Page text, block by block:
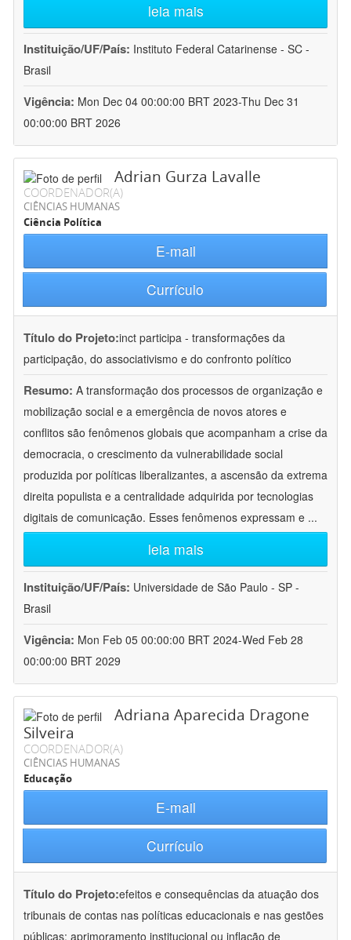
leia mais
Instituição/UF/País: Instituto Federal Catarinense - SC -
Brasil
Vigência: Mon Dec 04 00:00:00 BRT 2023-Thu Dec 31
00:00:00 BRT 2026
Adrian Gurza Lavalle
COORDENADOR(A)
CIÊNCIAS HUMANAS
Ciência Política
E-mail
Currículo
Título do Projeto:inct participa - transformações da
participação, do associativismo e do confronto político
Resumo: A transformação dos processos de organização e
mobilização social e a emergência de novos atores e
conflitos são fenômenos globais que acompanham a crise da
democracia, o crescimento da vulnerabilidade social
produzida por políticas liberalizantes, a ascensão da extrema
direita populista e a centralidade adquirida por tecnologias
digitais de comunicação. Esses fenômenos expressam e ...
leia mais
Instituição/UF/País: Universidade de São Paulo - SP -
Brasil
Vigência: Mon Feb 05 00:00:00 BRT 2024-Wed Feb 28
00:00:00 BRT 2029
Adriana Aparecida Dragone
Silveira
COORDENADOR(A)
CIÊNCIAS HUMANAS
Educação
E-mail
Currículo
Título do Projeto:efeitos e consequências da atuação dos
tribunais de contas nas políticas educacionais e nas gestões
públicas: aprimoramento institucional ou inflação de